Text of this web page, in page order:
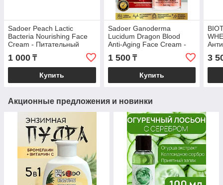
Sadoer Peach Lactic
Bacteria Nourishing Face
Cream - Питательный
крем для лица с
персиковыми
молочнокислыми
бактериями50 г
1 000 ₸
Купить
Sadoer Ganoderma
Lucidum Dragon Blood
Anti-Aging Face Cream -
Антивозрастной крем для
лица 50 гр
1 500₸
Купить
3
Акционные предложения и новинки